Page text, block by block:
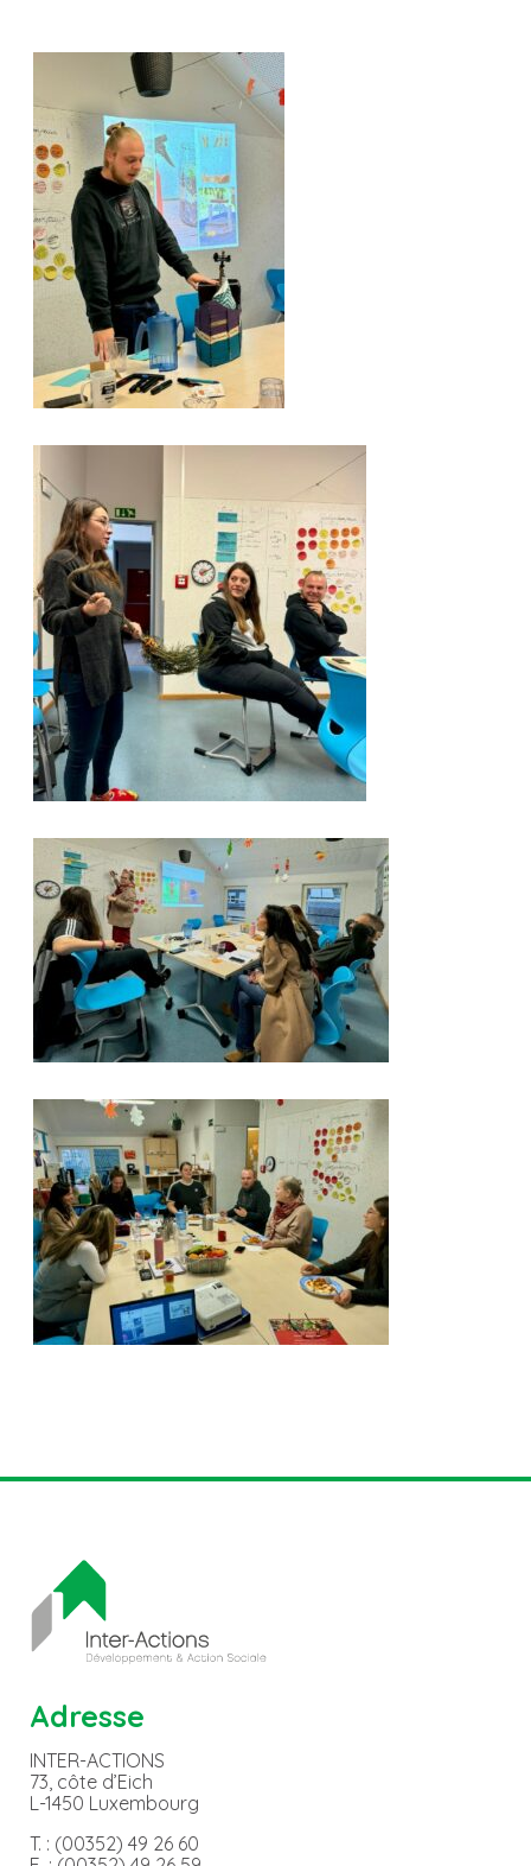
Adresse
INTER-ACTIONS
73, côte d’Eich
L-1450 Luxembourg
T. : (00352) 49 26 60